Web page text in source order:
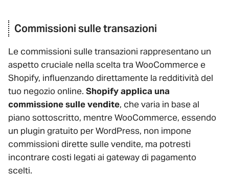
Commissioni sulle transazioni
Le commissioni sulle transazioni rappresentano un
aspetto cruciale nella scelta tra WooCommerce e
Shopify, influenzando direttamente la redditività del
tuo negozio online. Shopify applica una
commissione sulle vendite, che varia in base al
piano sottoscritto, mentre WooCommerce, essendo
un plugin gratuito per WordPress, non impone
commissioni dirette sulle vendite, ma potresti
incontrare costi legati ai gateway di pagamento
scelti.